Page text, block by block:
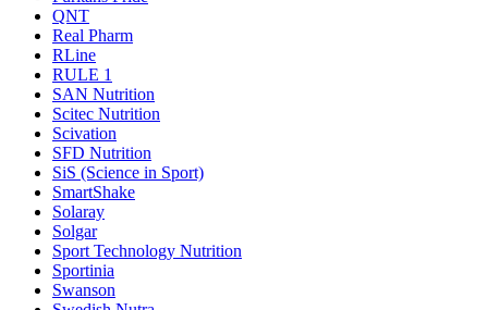
QNT
Real Pharm
RLine
RULE 1
SAN Nutrition
Scitec Nutrition
Scivation
SFD Nutrition
SiS (Science in Sport)
SmartShake
Solaray
Solgar
Sport Technology Nutrition
Sportinia
Swanson